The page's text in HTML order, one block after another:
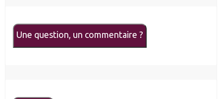
Une question, un commentaire ?